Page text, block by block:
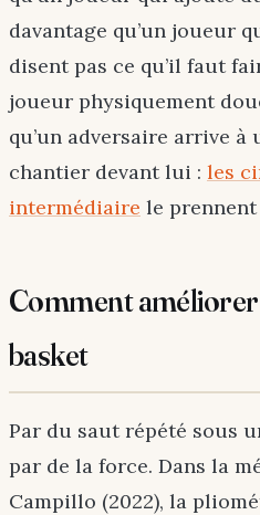
davantage qu’un joueur
disent pas ce qu’il faut
joueur physiquement
qu’un adversaire arrive
chantier devant lui : les
intermédiaire le prennent
Comment améliorer
basket
Par du saut répété sous
par de la force. Dans la
Campillo (2022), la